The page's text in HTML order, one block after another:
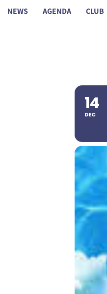
NEWS AGENDA CLUB
14
DEC